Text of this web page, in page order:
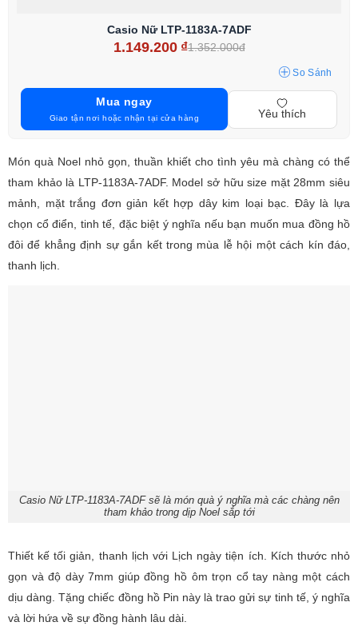
Casio Nữ LTP-1183A-7ADF
1.149.200 ₫1.352.000đ
So Sánh
Mua ngay
Giao tận nơi hoặc nhận tại cửa hàng Yêu thích
Món quà Noel nhỏ gọn, thuần khiết cho tình yêu mà chàng có thể
tham khảo là LTP-1183A-7ADF. Model sở hữu size mặt 28mm siêu
mảnh, mặt trắng đơn giản kết hợp dây kim loại bạc. Đây là lựa
chọn cổ điển, tinh tế, đặc biệt ý nghĩa nếu bạn muốn mua đồng hồ
đôi để khẳng định sự gắn kết trong mùa lễ hội một cách kín đáo,
thanh lịch.
Casio Nữ LTP-1183A-7ADF sẽ là món quà ý nghĩa mà các chàng nên
tham khảo trong dịp Noel sắp tới
Thiết kế tối giản, thanh lịch với Lịch ngày tiện ích. Kích thước nhỏ
gọn và độ dày 7mm giúp đồng hồ ôm trọn cổ tay nàng một cách
dịu dàng. Tặng chiếc đồng hồ Pin này là trao gửi sự tinh tế, ý nghĩa
và lời hứa về sự đồng hành lâu dài.